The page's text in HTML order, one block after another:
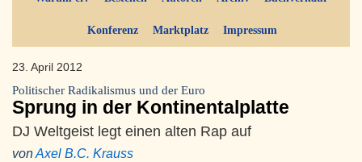
Konferenz Marktplatz Impressum
23. April 2012
Politischer Radikalismus und der Euro
Sprung in der Kontinentalplatte
DJ Weltgeist legt einen alten Rap auf
vonAxel B.C. Krauss